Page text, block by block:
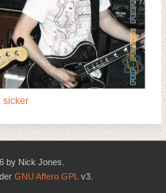
sicker
by Nick Jones.
GNU Affero GPL v3.